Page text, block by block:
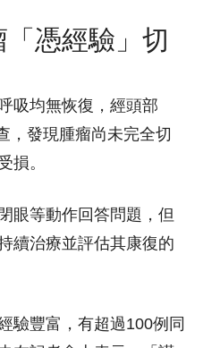
憑經驗」切
吸均無恢復，經頭部
，發現腫瘤尚未完全切
損。
眼等動作回答問題，但
續治療並評估其康復的
驗豐富，有超過100例同